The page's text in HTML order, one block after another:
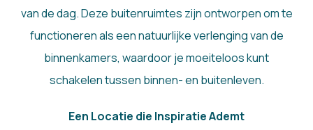
van de dag. Deze buitenruimtes zijn ontworpen om te
functioneren als een natuurlijke verlenging van de
binnenkamers, waardoor je moeiteloos kunt
schakelen tussen binnen- en buitenleven.
Een Locatie die Inspiratie Ademt